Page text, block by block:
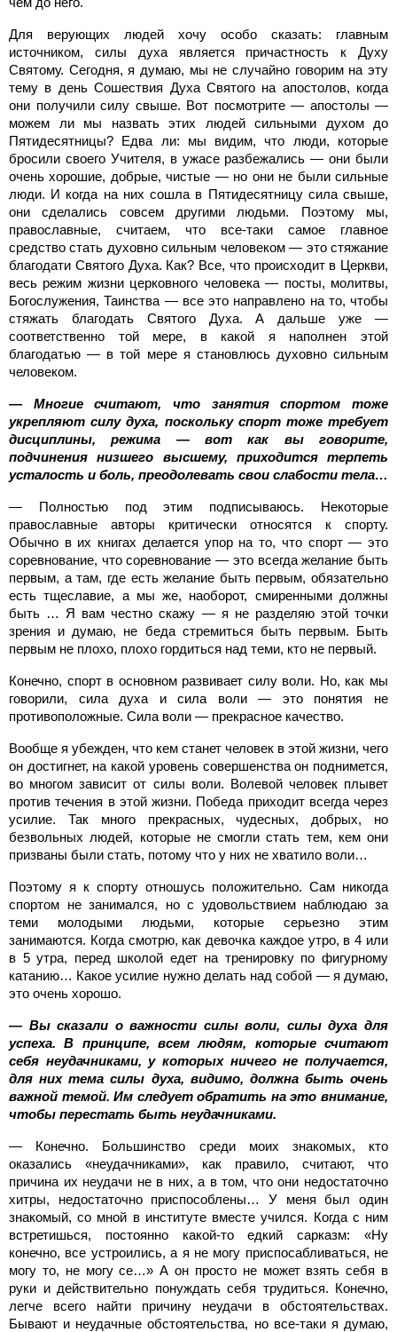
Для верующих людей хочу особо сказать: главным
источником, силы духа является причастность к Духу
Святому. Сегодня, я думаю, мы не случайно говорим на эту
тему в день Сошествия Духа Святого на апостолов, когда
они получили силу свыше. Вот посмотрите — апостолы —
можем ли мы назвать этих людей сильными духом до
Пятидесятницы? Едва ли: мы видим, что люди, которые
бросили своего Учителя, в ужасе разбежались — они были
очень хорошие, добрые, чистые — но они не были сильные
люди. И когда на них сошла в Пятидесятницу сила свыше,
они сделались совсем другими людьми. Поэтому мы,
православные, считаем, что все-таки самое главное
средство стать духовно сильным человеком — это стяжание
благодати Святого Духа. Как? Все, что происходит в Церкви,
весь режим жизни церковного человека — посты, молитвы,
Богослужения, Таинства — все это направлено на то, чтобы
стяжать благодать Святого Духа. А дальше уже —
соответственно той мере, в какой я наполнен этой
благодатью — в той мере я становлюсь духовно сильным
человеком.
— Многие считают, что занятия спортом тоже
укрепляют силу духа, поскольку спорт тоже требует
дисциплины, режима — вот как вы говорите,
подчинения низшего высшему, приходится терпеть
усталость и боль, преодолевать свои слабости тела…
— Полностью под этим подписываюсь. Некоторые
православные авторы критически относятся к спорту.
Обычно в их книгах делается упор на то, что спорт — это
соревнование, что соревнование — это всегда желание быть
первым, а там, где есть желание быть первым, обязательно
есть тщеславие, а мы же, наоборот, смиренными должны
быть … Я вам честно скажу — я не разделяю этой точки
зрения и думаю, не беда стремиться быть первым. Быть
первым не плохо, плохо гордиться над теми, кто не первый.
Конечно, спорт в основном развивает силу воли. Но, как мы
говорили, сила духа и сила воли — это понятия не
противоположные. Сила воли — прекрасное качество.
Вообще я убежден, что кем станет человек в этой жизни, чего
он достигнет, на какой уровень совершенства он поднимется,
во многом зависит от силы воли. Волевой человек плывет
против течения в этой жизни. Победа приходит всегда через
усилие. Так много прекрасных, чудесных, добрых, но
безвольных людей, которые не смогли стать тем, кем они
призваны были стать, потому что у них не хватило воли…
Поэтому я к спорту отношусь положительно. Сам никогда
спортом не занимался, но с удовольствием наблюдаю за
теми молодыми людьми, которые серьезно этим
занимаются. Когда смотрю, как девочка каждое утро, в 4 или
в 5 утра, перед школой едет на тренировку по фигурному
катанию… Какое усилие нужно делать над собой — я думаю,
это очень хорошо.
— Вы сказали о важности силы воли, силы духа для
успеха. В принципе, всем людям, которые считают
себя неудачниками, у которых ничего не получается,
для них тема силы духа, видимо, должна быть очень
важной темой. Им следует обратить на это внимание,
чтобы перестать быть неудачниками.
— Конечно. Большинство среди моих знакомых, кто
оказались «неудачниками», как правило, считают, что
причина их неудачи не в них, а в том, что они недостаточно
хитры, недостаточно приспособлены… У меня был один
знакомый, со мной в институте вместе учился. Когда с ним
встретишься, постоянно какой-то едкий сарказм: «Ну
конечно, все устроились, а я не могу приспосабливаться, не
могу то, не могу се…» А он просто не может взять себя в
руки и действительно понуждать себя трудиться. Конечно,
легче всего найти причину неудачи в обстоятельствах.
Бывают и неудачные обстоятельства, но все-таки я думаю,